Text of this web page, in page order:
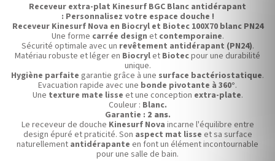
Receveur extra-plat Kinesurf BGC Blanc antidérapant
: Personnalisez votre espace douche !
Receveur Kinesurf Nova en Biocryl et Biotec 100X70 blanc PN24
Une forme carrée design et contemporaine.
Sécurité optimale avec un revêtement antidérapant (PN24).
Matériau robuste et léger en Biocryl et Biotecpour une durabilité
unique.
Hygiène parfaite garantie grâce à une surface bactériostatique.
Evacuation rapide avec une bonde pivotante à 360°.
Une texture mate lisse et une conception extra-plate.
Couleur : Blanc.
Garantie : 2 ans.
Le receveur de douche Kinesurf Nova incarne l'équilibre entre
design épuré et praticité. Son aspect mat lisse et sa surface
naturellement antidérapante en font un élément incontournable
pour une salle de bain.